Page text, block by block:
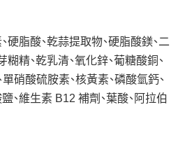
硬脂酸、乾蒜提取物、硬脂酸鎂、二
精、乾乳清、氧化鋅、葡糖酸銅、
硝酸硫胺素、核黃素、磷酸氫鈣、
、維生素 B12 補劑、葉酸、阿拉伯